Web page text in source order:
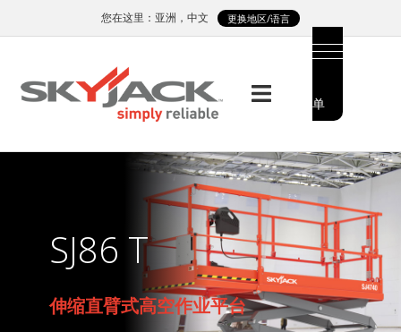
您在这里：亚洲，中文 更换地区/语言
MENU
MAIN
MENU
单
SJ86 T
伸缩直臂式高空作业平台